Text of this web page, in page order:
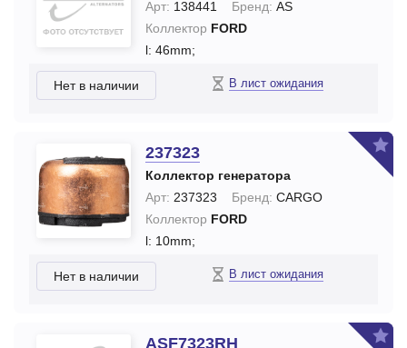
Арт: 138441 Бренд: AS
Коллектор FORD
l: 46mm;
Нет в наличии В лист ожидания
237323
Коллектор генератора
Арт: 237323 Бренд: CARGO
Коллектор FORD
l: 10mm;
Нет в наличии В лист ожидания
ASF7323RH